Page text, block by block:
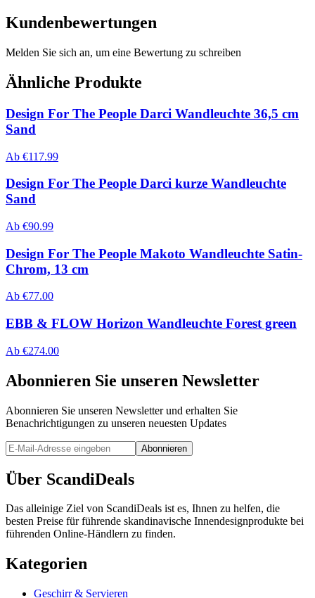
Kundenbewertungen
Melden Sie sich an, um eine Bewertung zu schreiben
Ähnliche Produkte
Design For The People Darci Wandleuchte 36,5 cm
Sand
Ab €117.99
Design For The People Darci kurze Wandleuchte
Sand
Ab €90.99
Design For The People Makoto Wandleuchte Satin-
Chrom, 13 cm
Ab €77.00
EBB & FLOW Horizon Wandleuchte Forest green
Ab €274.00
Abonnieren Sie unseren Newsletter
Abonnieren Sie unseren Newsletter und erhalten Sie
Benachrichtigungen zu unseren neuesten Updates
Abonnieren
Über ScandiDeals
Das alleinige Ziel von ScandiDeals ist es, Ihnen zu helfen, die
besten Preise für führende skandinavische Innendesignprodukte bei
führenden Online-Händlern zu finden.
Kategorien
Geschirr & Servieren